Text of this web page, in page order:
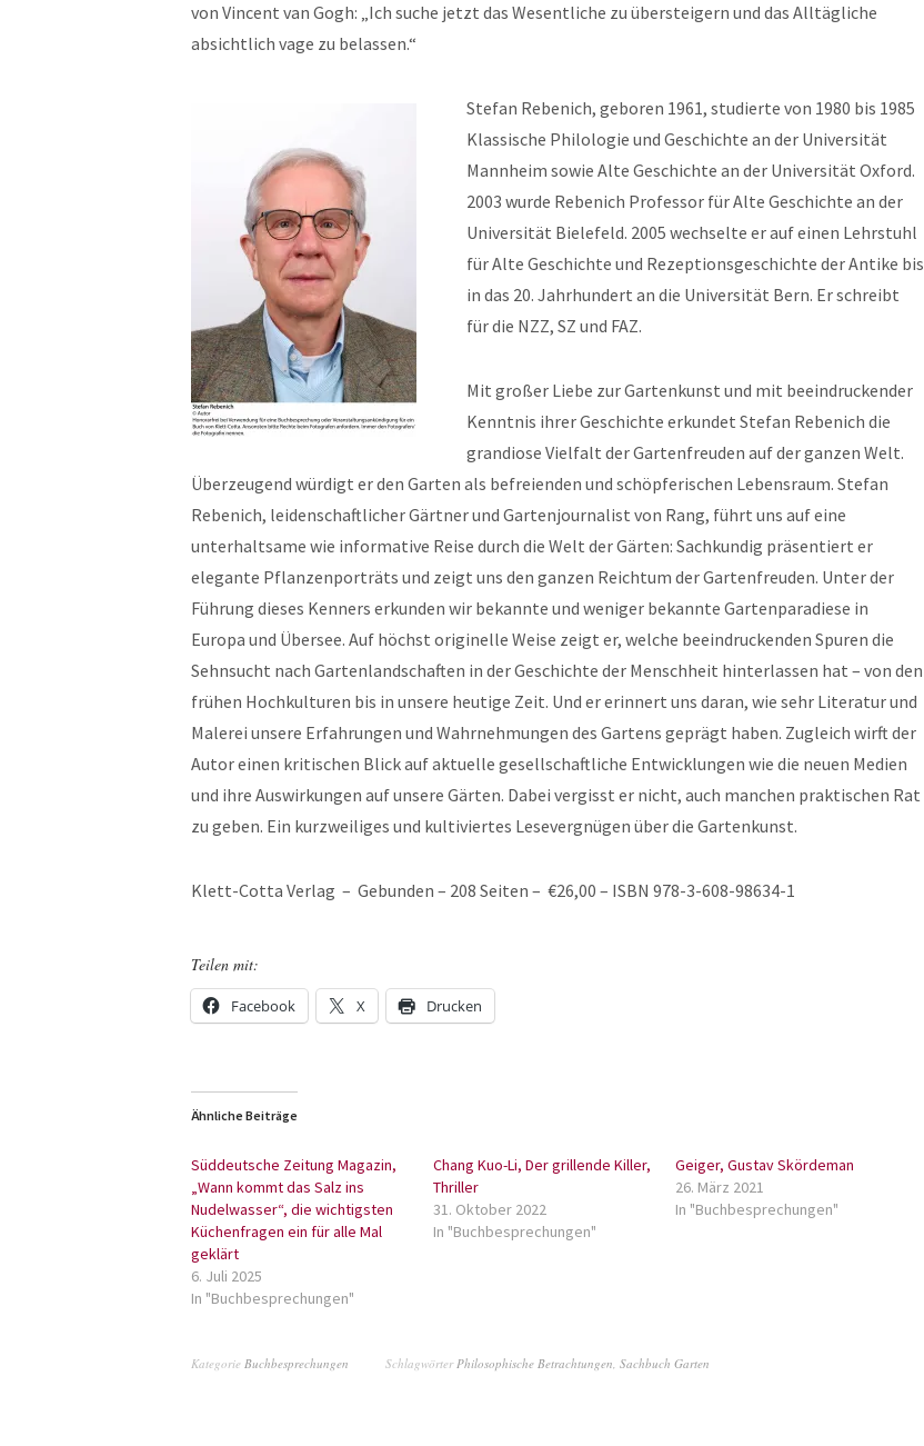
von Vincent van Gogh: „Ich suche jetzt das Wesentliche zu übersteigern und das Alltägliche
absichtlich vage zu belassen.“
Stefan Rebenich, geboren 1961, studierte von 1980 bis 1985
Klassische Philologie und Geschichte an der Universität
Mannheim sowie Alte Geschichte an der Universität Oxford.
2003 wurde Rebenich Professor für Alte Geschichte an der
Universität Bielefeld. 2005 wechselte er auf einen Lehrstuhl
für Alte Geschichte und Rezeptionsgeschichte der Antike bis
in das 20. Jahrhundert an die Universität Bern. Er schreibt
für die NZZ, SZ und FAZ.
Mit großer Liebe zur Gartenkunst und mit beeindruckender
Kenntnis ihrer Geschichte erkundet Stefan Rebenich die
grandiose Vielfalt der Gartenfreuden auf der ganzen Welt.
Überzeugend würdigt er den Garten als befreienden und schöpferischen Lebensraum. Stefan
Rebenich, leidenschaftlicher Gärtner und Gartenjournalist von Rang, führt uns auf eine
unterhaltsame wie informative Reise durch die Welt der Gärten: Sachkundig präsentiert er
elegante Pflanzenporträts und zeigt uns den ganzen Reichtum der Gartenfreuden. Unter der
Führung dieses Kenners erkunden wir bekannte und weniger bekannte Gartenparadiese in
Europa und Übersee. Auf höchst originelle Weise zeigt er, welche beeindruckenden Spuren die
Sehnsucht nach Gartenlandschaften in der Geschichte der Menschheit hinterlassen hat – von den
frühen Hochkulturen bis in unsere heutige Zeit. Und er erinnert uns daran, wie sehr Literatur und
Malerei unsere Erfahrungen und Wahrnehmungen des Gartens geprägt haben. Zugleich wirft der
Autor einen kritischen Blick auf aktuelle gesellschaftliche Entwicklungen wie die neuen Medien
und ihre Auswirkungen auf unsere Gärten. Dabei vergisst er nicht, auch manchen praktischen Rat
zu geben. Ein kurzweiliges und kultiviertes Lesevergnügen über die Gartenkunst.
Klett-Cotta Verlag – Gebunden – 208 Seiten – €26,00 – ISBN 978-3-608-98634-1
Teilen mit:
Facebook X Drucken
Ähnliche Beiträge
Süddeutsche Zeitung Magazin,
„Wann kommt das Salz ins
Nudelwasser“, die wichtigsten
Küchenfragen ein für alle Mal
geklärt
6. Juli 2025
In "Buchbesprechungen"
Chang Kuo-Li, Der grillende Killer,
Thriller
31. Oktober 2022
In "Buchbesprechungen"
Geiger, Gustav Skördeman
26. März 2021
In "Buchbesprechungen"
Kategorie Buchbesprechungen SchlagwörterPhilosophische Betrachtungen, Sachbuch Garten